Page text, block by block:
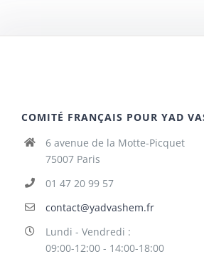
COMITÉ FRANÇAIS POUR YAD
6 avenue de la Motte-Picquet
75007 Paris
01 47 20 99 57
contact@yadvashem.fr
Lundi - Vendredi :
09:00-12:00 - 14:00-18:00